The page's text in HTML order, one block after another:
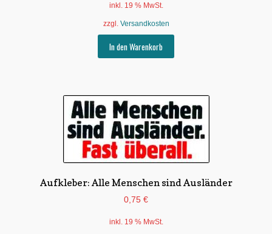
inkl. 19 % MwSt.
zzgl. Versandkosten
In den Warenkorb
Aufkleber: Alle Menschen sind Ausländer
0,75 €
inkl. 19 % MwSt.